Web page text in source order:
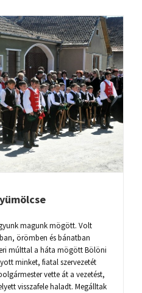
magunk mögött. Volt
örömben és bánatban
múlttal a háta mögött Bölöni
minket, fiatal szervezetét
vette át a vezetést,
visszafele haladt. Megálltak